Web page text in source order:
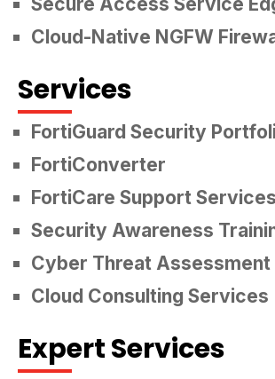
Cloud-Native NGFW
Services
FortiGuard Security
FortiConverter
FortiCare Support Services
Security Awareness
Cyber Threat Assessment
Cloud Consulting Services
Expert Services